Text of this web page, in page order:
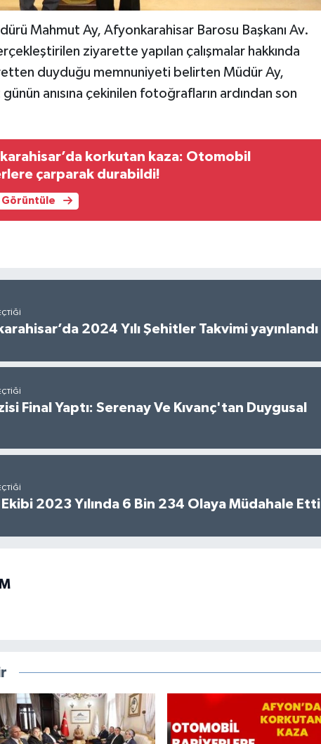
Mahmut Ay, Afyonkarahisar Barosu Başkanı Av.
ziyarette yapılan çalışmalar hakkında
duyduğu memnuniyeti belirten Müdür Ay,
anısına çekinilen fotoğrafların ardından son
korkutan kaza: Otomobil
çarparak durabildi!
Görüntüle
2024 Yılı Şehitler Takvimi yayınlandı
Final Yaptı: Serenay Ve Kıvanç'tan Duygusal
2023 Yılında 6 Bin 234 Olaya Müdahale Etti